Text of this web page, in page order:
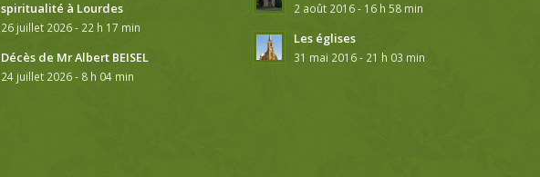
spiritualité à Lourdes
26 juillet 2026 - 22 h 17 min
Décès de Mr Albert BEISEL
24 juillet 2026 - 8 h 04 min
2 août 2016 - 16 h 58 min
Les églises
31 mai 2016 - 21 h 03 min